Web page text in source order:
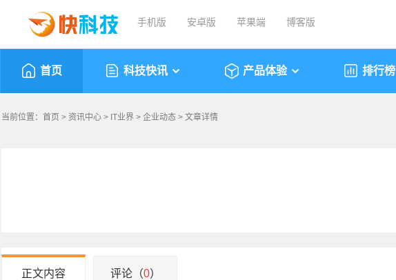
手机版 安卓版 苹果端 博客版
首页 科技快讯 产品体验 排行榜
当前位置： 首页 > 资讯中心 > IT业界 > 企业动态 > 文章详情
正文内容 评论（0）